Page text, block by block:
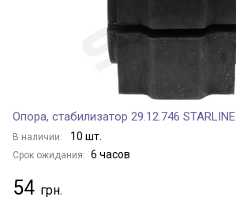
Опора, стабилизатор 29.12.746 STARLINE
В наличии: 10 шт.
Срок ожидания: 6 часов
54